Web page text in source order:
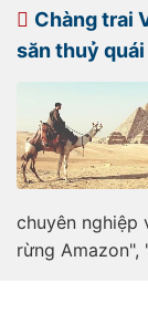
Chàng trai
săn thuỷ
chuyên nghiệp
rừng Amazon",